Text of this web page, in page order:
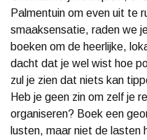
Palmentuin om even uit te
smaaksensatie, raden we
boeken om de heerlijke,
dacht dat je wel wist hoe
zul je zien dat niets kan
Heb je geen zin om zelf je
organiseren? Boek een
lusten, maar niet de lasten